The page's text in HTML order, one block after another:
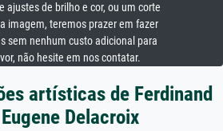
ajustes de brilho e cor, ou um corte
imagem, teremos prazer em fazer
sem nenhum custo adicional para
não hesite em nos contatar.
artísticas de Ferdinand
Delacroix